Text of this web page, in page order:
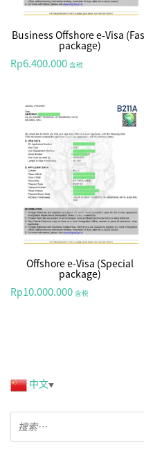
Business Offshore e-Visa
package)
Rp6.400.000 含税
Offshore e-Visa (Special
package)
Rp10.000.000 含税
中文▼